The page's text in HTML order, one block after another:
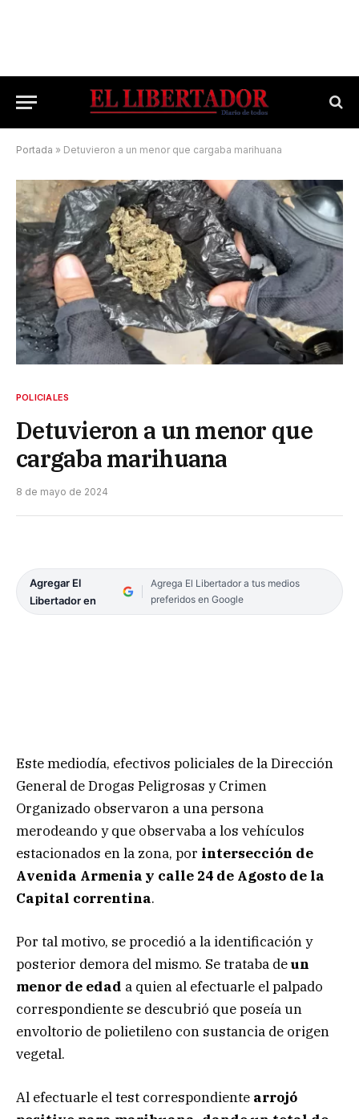
Portada » Detuvieron a un menor que cargaba marihuana
POLICIALES
Detuvieron a un menor que
cargaba marihuana
8 de mayo de 2024
Agregar El
Libertador en
Agrega El Libertador a tus medios
preferidos en Google
Este mediodía, efectivos policiales de la Dirección
General de Drogas Peligrosas y Crimen
Organizado observaron a una persona
merodeando y que observaba a los vehículos
estacionados en la zona, por intersección de
Avenida Armenia y calle 24 de Agosto de la
Capital correntina.
Por tal motivo, se procedió a la identificación y
posterior demora del mismo. Se trataba deun
menor de edad a quien al efectuarle el palpado
correspondiente se descubrió que poseía un
envoltorio de polietileno con sustancia de origen
vegetal.
Al efectuarle el test correspondiente arrojó